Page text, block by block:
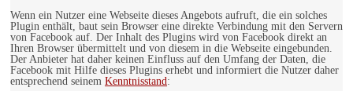
Wenn ein Nutzer eine Webseite dieses Angebots aufruft, die ein solches
Plugin enthält, baut sein Browser eine direkte Verbindung mit den Servern
von Facebook auf. Der Inhalt des Plugins wird von Facebook direkt an
Ihren Browser übermittelt und von diesem in die Webseite eingebunden.
Der Anbieter hat daher keinen Einfluss auf den Umfang der Daten, die
Facebook mit Hilfe dieses Plugins erhebt und informiert die Nutzer daher
entsprechend seinem Kenntnisstand :